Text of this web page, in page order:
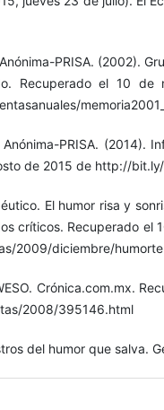
PRISA. (2002).
Recuperado el 10
PRISA. (2014).
de 2015 de http://
El humor risa y
críticos. Recuperado el
2009/diciembre/
Crónica.com.mx.
2008/395146.html
del humor que salva.